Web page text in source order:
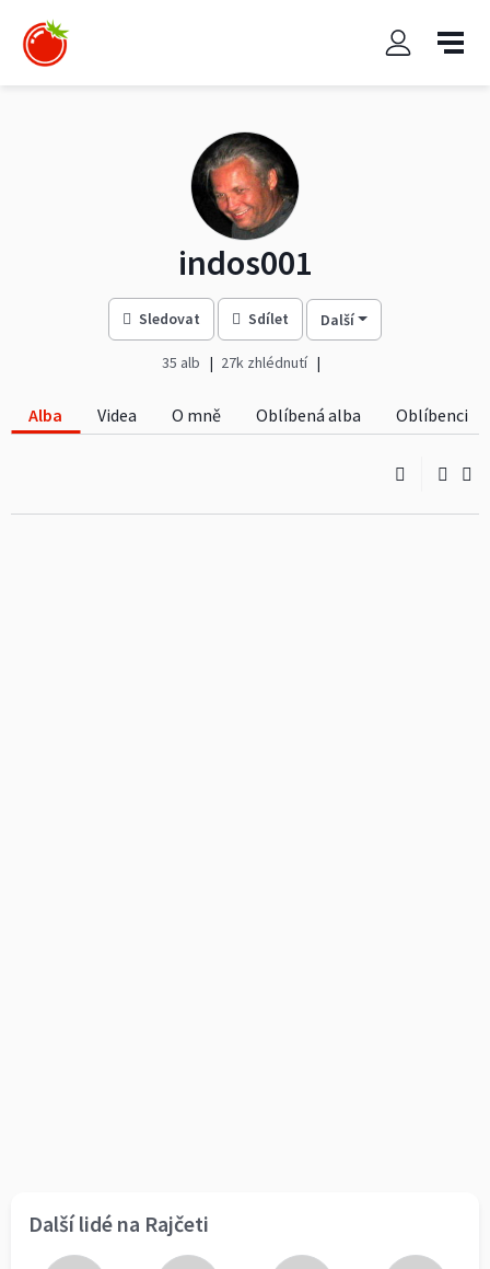
indos001
Sledovat Sdílet Další
35 alb 27k zhlédnutí
Alba Videa O mně Oblíbená alba Oblíbenci
Další lidé na Rajčeti